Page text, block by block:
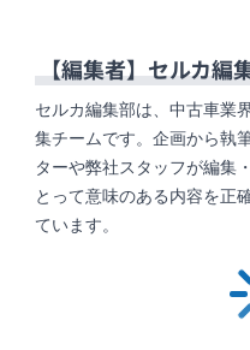
【編集者】セルカ編
セルカ編集部は、中古車業
集チームです。企画から執
ターや弊社スタッフが編集
とって意味のある内容を正
ています。